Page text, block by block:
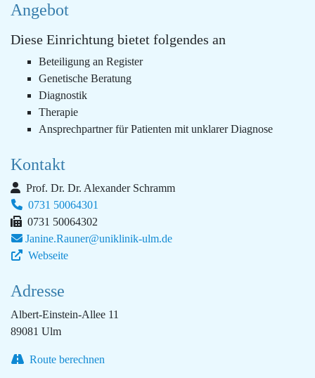
Angebot
Diese Einrichtung bietet folgendes an
Beteiligung an Register
Genetische Beratung
Diagnostik
Therapie
Ansprechpartner für Patienten mit unklarer Diagnose
Kontakt
Prof. Dr. Dr. Alexander Schramm
0731 50064301
0731 50064302
Janine.Rauner@uniklinik-ulm.de
Webseite
Adresse
Albert-Einstein-Allee 11
89081 Ulm
Route berechnen